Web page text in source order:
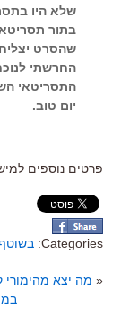
שלא היו
בתור
שהסרט יצליח
החרשתי
התסריטאי
יום טוב.
פרטים נוספים
Categories:
« מה יצא מהימורי קיץ